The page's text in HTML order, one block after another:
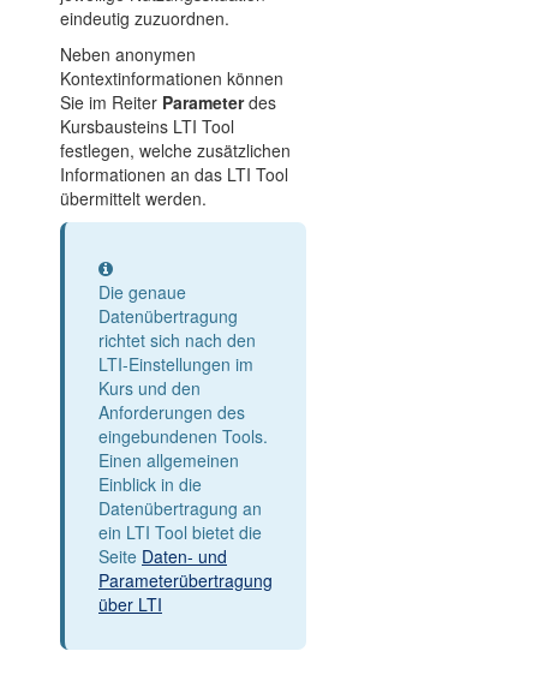
eindeutig zuzuordnen.
Neben anonymen
Kontextinformationen können
Sie im Reiter Parameterdes
Kursbausteins LTI Tool
festlegen, welche zusätzlichen
Informationen an das LTI Tool
übermittelt werden.
Information
Die genaue
Datenübertragung
richtet sich nach den
LTI-Einstellungen im
Kurs und den
Anforderungen des
eingebundenen Tools.
Einen allgemeinen
Einblick in die
Datenübertragung an
ein LTI Tool bietet die
Seite Daten- und
Parameterübertragung
über LTI